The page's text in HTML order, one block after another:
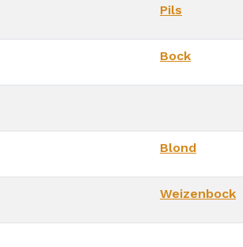
Pils
Bock
Blond
Weizenbock